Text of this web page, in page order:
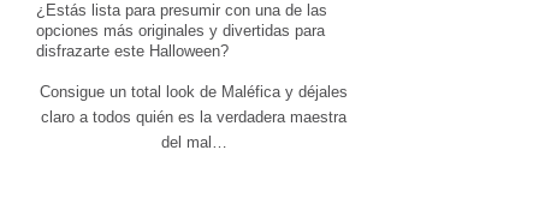
¿Estás lista para presumir con una de las
opciones más originales y divertidas para
disfrazarte este Halloween?
Consigue un total look de Maléfica y déjales
claro a todos quién es la verdadera maestra
del mal…